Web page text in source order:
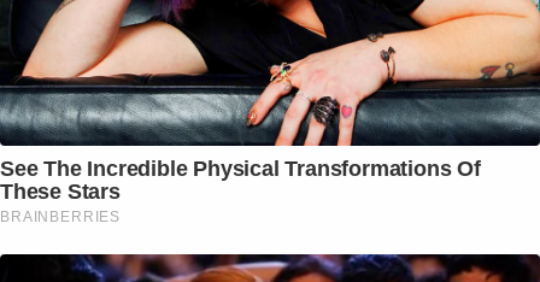
See The Incredible Physical Transformations Of
These Stars
BRAINBERRIES